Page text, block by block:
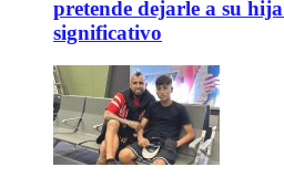
pretende dejarle a su
significativo